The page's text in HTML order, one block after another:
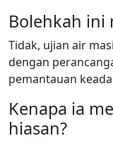
Bolehkah ini
Tidak, ujian air
dengan
pemantauan
Kenapa ia
hiasan?